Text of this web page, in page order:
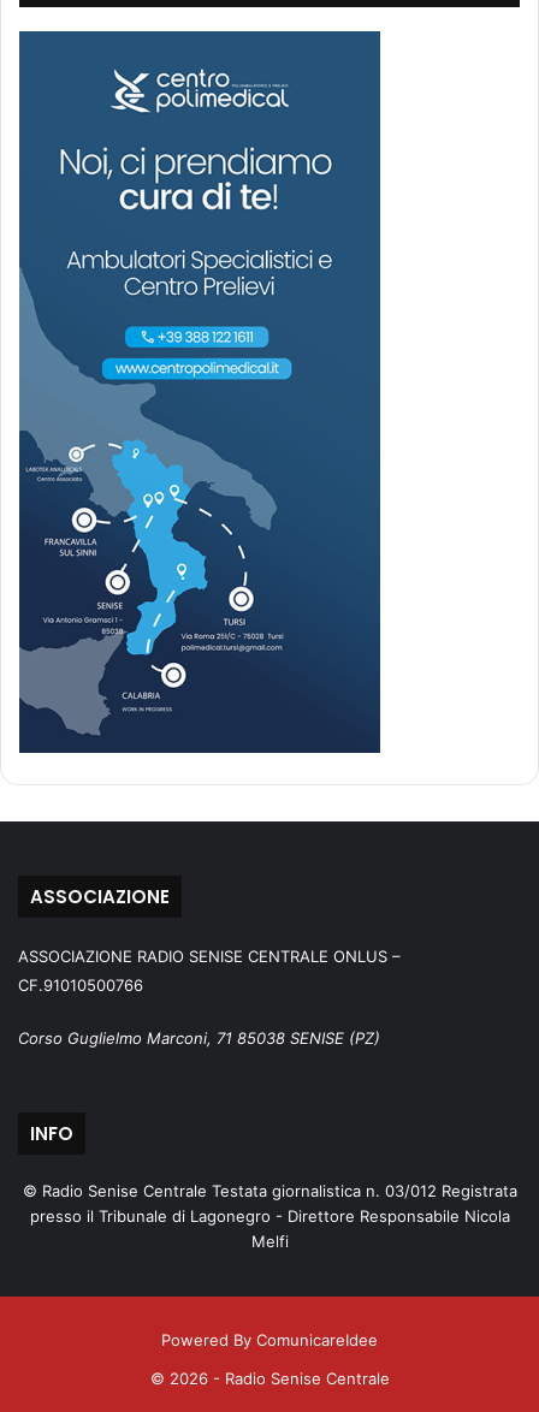
ASSOCIAZIONE
ASSOCIAZIONE RADIO SENISE CENTRALE ONLUS –
CF.91010500766
Corso Guglielmo Marconi, 71 85038 SENISE (PZ)
INFO
© Radio Senise Centrale Testata giornalistica n. 03/012 Registrata
presso il Tribunale di Lagonegro - Direttore Responsabile Nicola
Melfi
Powered By ComunicareIdee
© 2026 - Radio Senise Centrale